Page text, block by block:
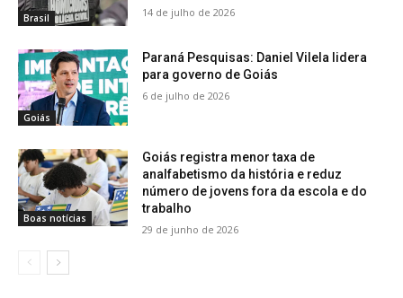
Brasil 14 de julho de 2026
Goiás
Paraná Pesquisas: Daniel Vilela lidera
para governo de Goiás
6 de julho de 2026
Boas notícias
Goiás registra menor taxa de
analfabetismo da história e reduz
número de jovens fora da escola e do
trabalho
29 de junho de 2026